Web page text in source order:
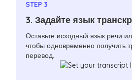
STEP 3
3. Задайте язык
Оставьте исходный язык речи
чтобы одновременно получить
перевод.